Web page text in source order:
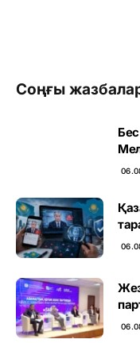
Соңғы